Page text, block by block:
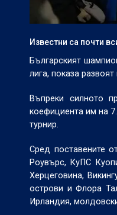
Известни са почти
Българският
лига, показа
Въпреки силното
коефициента им на
турнир.
Сред поставените
Роувърс, КуПС
Херцеговина,
острови и Флора
Ирландия,